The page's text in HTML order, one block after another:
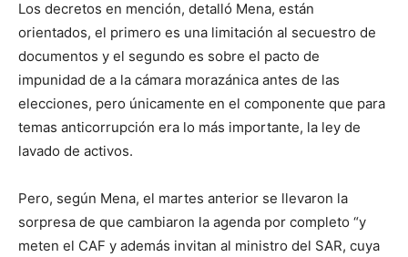
Los decretos en mención, detalló Mena, están
orientados, el primero es una limitación al secuestro de
documentos y el segundo es sobre el pacto de
impunidad de a la cámara morazánica antes de las
elecciones, pero únicamente en el componente que para
temas anticorrupción era lo más importante, la ley de
lavado de activos.
Pero, según Mena, el martes anterior se llevaron la
sorpresa de que cambiaron la agenda por completo “y
meten el CAF y además invitan al ministro del SAR, cuya